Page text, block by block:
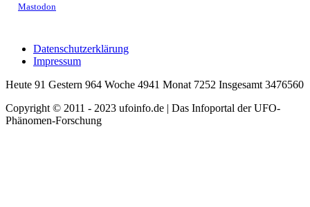
Mastodon
Datenschutzerklärung
Impressum
Heute 91 Gestern 964 Woche 4941 Monat 7252 Insgesamt 3476560
Copyright © 2011 - 2023 ufoinfo.de | Das Infoportal der UFO-
Phänomen-Forschung